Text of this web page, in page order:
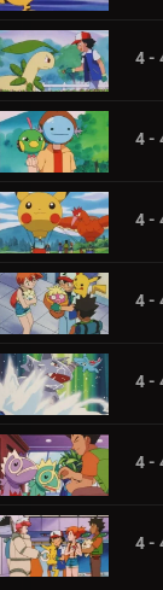
4 -
4 -
4 -
4 -
4 -
4 -
4 -